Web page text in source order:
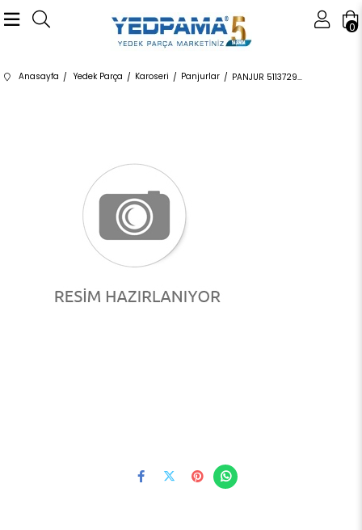
0
Anasayfa Yedek Parça Karoseri Panjurlar PANJUR 51137294816 51135A3D024 51137294816 F36 LUXURY LİNE SAĞ 2016-